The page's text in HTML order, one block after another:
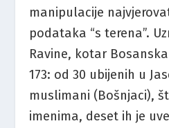
manipulacije
podataka “s terena”.
Ravine, kotar
173: od 30 ubijenih u
muslimani (Bošnjaci),
imenima, deset ih je